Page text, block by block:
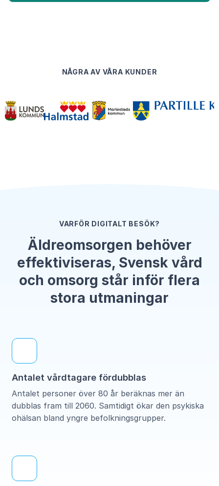
NÅGRA AV VÅRA KUNDER
VARFÖR DIGITALT BESÖK?
Äldreomsorgen behöver
effektiviseras, Svensk vård
och omsorg står inför flera
stora utmaningar
Antalet vårdtagare fördubblas
Antalet personer över 80 år beräknas mer än
dubblas fram till 2060. Samtidigt ökar den psykiska
ohälsan bland yngre befolkningsgrupper.